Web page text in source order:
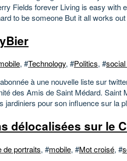
Fields forever Living is easy with
to be someone But it all works
, #Technology, #Politics, #
à une nouvelle liste sur
des Amis de Saint Médard. Saint
jardiniers pour son influence sur la
délocalisées sur le
de portraits, #mobile, #Mot croisé, #